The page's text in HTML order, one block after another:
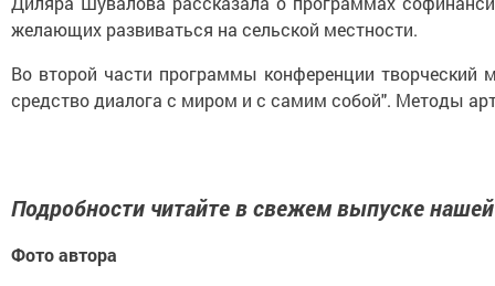
желающих развиваться на сельской местности.
Во второй части программы конференции творческий
средство диалога с миром и с самим собой". Методы
Подробности читайте в свежем выпуске
Фото автора